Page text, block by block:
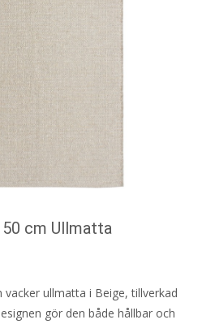
cm Ullmatta
ullmatta i Beige, tillverkad
gör den både hållbar och